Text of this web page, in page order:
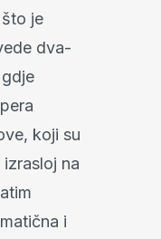
je
dva-
koji su
na
i